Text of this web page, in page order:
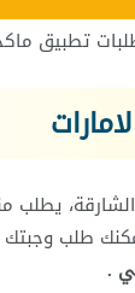
تطبيق
يطلب
طلب وجبتك
.